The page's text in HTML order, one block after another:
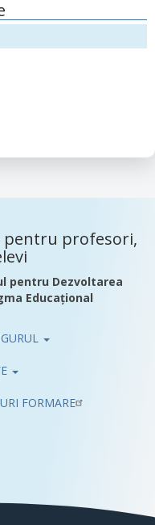
pentru profesori,
pentru Dezvoltarea
Educațional
FORMARE